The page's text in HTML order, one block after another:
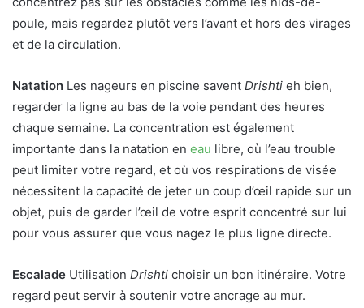
poule, mais regardez plutôt vers l’avant et hors des virages
et de la circulation.
Natation Les nageurs en piscine savent Drishti eh bien,
regarder la ligne au bas de la voie pendant des heures
chaque semaine. La concentration est également
importante dans la natation en eau libre, où l’eau trouble
peut limiter votre regard, et où vos respirations de visée
nécessitent la capacité de jeter un coup d’œil rapide sur un
objet, puis de garder l’œil de votre esprit concentré sur lui
pour vous assurer que vous nagez le plus ligne directe.
Escalade Utilisation Drishti choisir un bon itinéraire. Votre
regard peut servir à soutenir votre ancrage au mur.